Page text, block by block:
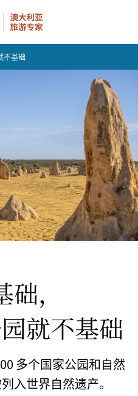
不基础
，
就不基础
多个国家公园和自然
入世界自然遗产。